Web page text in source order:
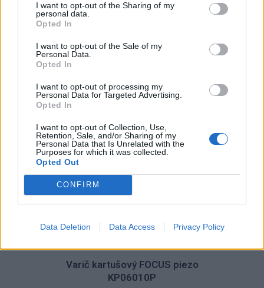
I want to opt-out of the Sharing of my
personal data.
Opted In
I want to opt-out of the Sale of my
Personal Data.
Opted In
I want to opt-out of processing my
Personal Data for Targeted Advertising.
Opted In
I want to opt-out of Collection, Use,
Retention, Sale, and/or Sharing of my
Personal Data that Is Unrelated with the
Purposes for which it was collected.
Opted Out
CONFIRM
Data Deletion Data Access Privacy Policy
Kód: 650180
38,61 € bez DPH/ ks
KÚPIŤ
Balenie:
Min. 1 ks
Varič kartušový FOCUS piezo
KP06010P